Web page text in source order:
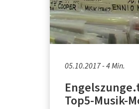
05.10.2017 - 4 Min.
Top5-Musik-